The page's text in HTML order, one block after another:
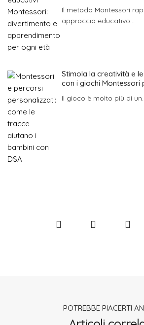
Il metodo Montessori
approccio educativo...
Stimola la creatività e
con i giochi Montessori
Il gioco è molto più di
POTREBBE PIACERTI